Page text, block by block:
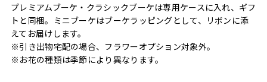
プレミアムブーケ・クラシックブーケは専用ケースに入れ、ギフ
トと同梱。ミニブーケはブーケラッピングとして、リボンに添
えてお届けします。
※引き出物宅配の場合、フラワーオプション対象外。
※お花の種類は季節により異なります。